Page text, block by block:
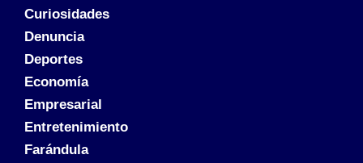
Curiosidades
Denuncia
Deportes
Economía
Empresarial
Entretenimiento
Farándula